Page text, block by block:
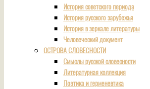
История советского периода
История русского зарубежья
История в зеркале литературы
Человеческий документ
ОСТРОВА СЛОВЕСНОСТИ
Смыслы русской словесности
Литературная коллекция
Поэтика и герменевтика